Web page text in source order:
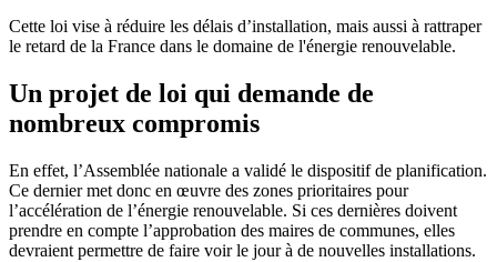
Cette loi vise à réduire les délais d’installation, mais aussi à rattraper
le retard de la France dans le domaine de l'énergie renouvelable.
Un projet de loi qui demande de
nombreux compromis
En effet, l’Assemblée nationale a validé le dispositif de planification.
Ce dernier met donc en œuvre des zones prioritaires pour
l’accélération de l’énergie renouvelable. Si ces dernières doivent
prendre en compte l’approbation des maires de communes, elles
devraient permettre de faire voir le jour à de nouvelles installations.